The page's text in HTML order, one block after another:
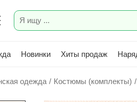
Новинки Хиты продаж
одежда / Костюмы (комплекты) /